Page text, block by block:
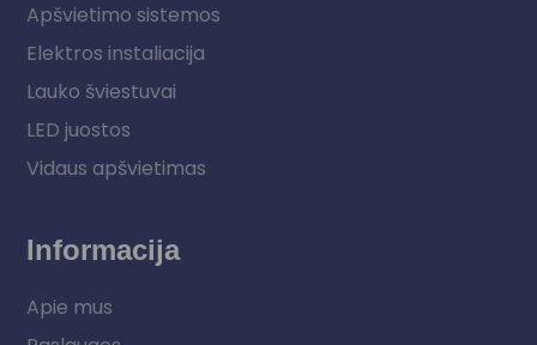
Apšvietimo sistemos
Elektros instaliacija
Lauko šviestuvai
LED juostos
Vidaus apšvietimas
Informacija
Apie mus